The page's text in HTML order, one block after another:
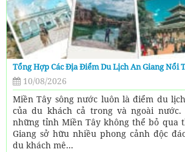
Tổng Hợp Các Địa Điểm Du Lịch An Giang Nổi
10/08/2026
Miền Tây sông nước luôn là điểm du
của du khách cả trong và ngoài nước.
những tỉnh Miền Tây không thể bỏ qua
Giang sở hữu nhiều phong cảnh độc
du khách mê...